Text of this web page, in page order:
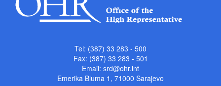
Tel: (387) 33 283 - 500
Fax: (387) 33 283 - 501
Email: srd@ohr.int
Emerika Bluma 1, 71000 Sarajevo